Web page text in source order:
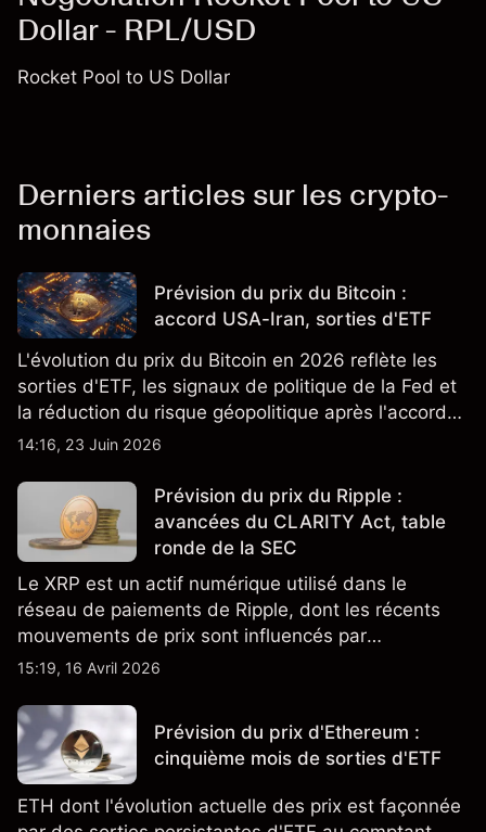
Dollar - RPL/USD
Rocket Pool to US Dollar
Derniers articles sur les crypto-
monnaies
Prévision du prix du Bitcoin :
accord USA-Iran, sorties d'ETF
L'évolution du prix du Bitcoin en 2026 reflète les
sorties d'ETF, les signaux de politique de la Fed et
la réduction du risque géopolitique après l'accord
de paix États-Unis-Iran. Les performances passées
résultats futurs.
14:16, 23 Juin 2026
Prévision du prix du Ripple :
avancées du CLARITY Act, table
ronde de la SEC
Le XRP est un actif numérique utilisé dans le
réseau de paiements de Ripple, dont les récents
mouvements de prix sont influencés par
d'importants afflux de capitaux, les progrès du
le 16 avril 2026.
15:19, 16 Avril 2026
Prévision du prix d'Ethereum :
cinquième mois de sorties d'ETF
ETH dont l'évolution actuelle des prix est façonnée